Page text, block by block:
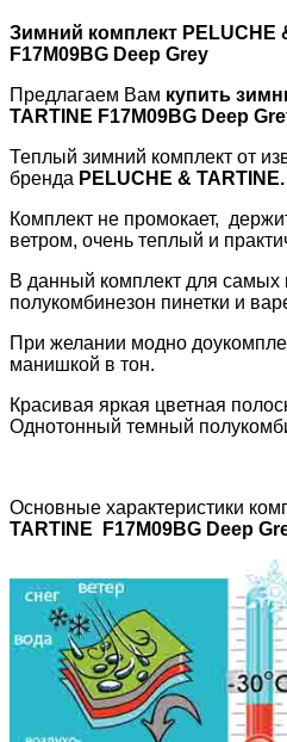
Зимний комплект PELUCHE
F17M09BG Deep Grey
Предлагаем Вам купить
TARTINE F17M09BG Deep
Теплый зимний комплект от
бренда PELUCHE & TARTINE.
Комплект не промокает,
ветром, очень теплый и
В данный комплект для самых
полукомбинезон пинетки и
При желании модно
манишкой в тон.
Красивая яркая цветная
Однотонный темный
Основные характеристики
TARTINE
F17M09BG Deep